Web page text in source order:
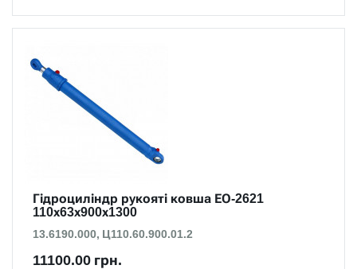
Гідроциліндр рукояті ковша ЕО-2621
110х63х900х1300
13.6190.000, Ц110.60.900.01.2
11100.00 грн.